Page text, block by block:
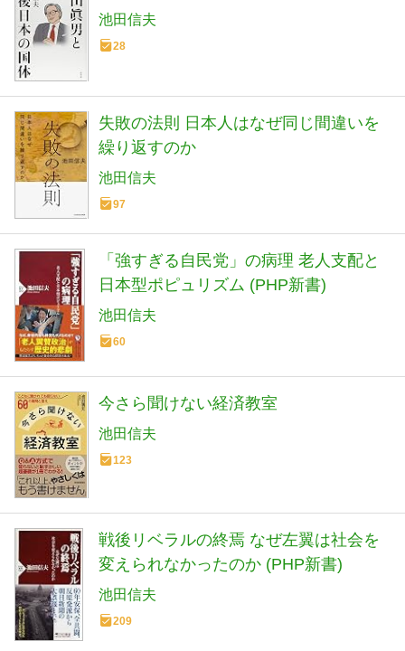
池田信夫
28
失敗の法則 日本人はなぜ同じ間違いを
繰り返すのか
池田信夫
97
「強すぎる自民党」の病理 老人支配と
日本型ポピュリズム (PHP新書)
池田信夫
60
今さら聞けない経済教室
池田信夫
123
戦後リベラルの終焉 なぜ左翼は社会を
変えられなかったのか (PHP新書)
池田信夫
209